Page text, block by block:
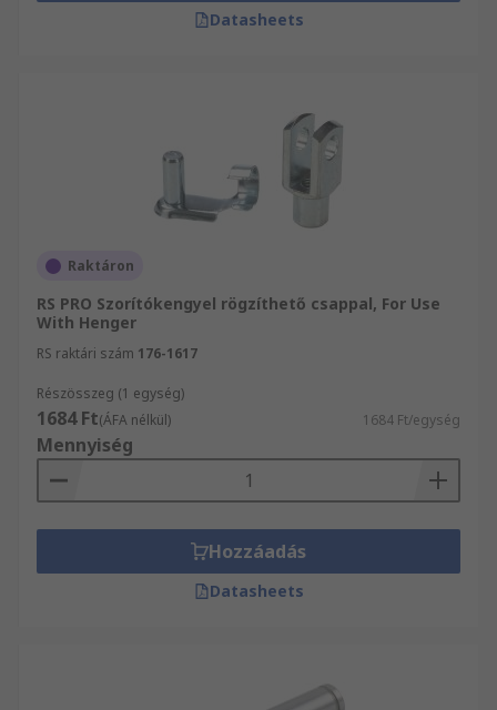
Datasheets
Raktáron
RS PRO Szorítókengyel rögzíthető csappal, For Use
With Henger
RS raktári szám 176-1617
Részösszeg (1 egység)
1684 Ft(ÁFA nélkül) 1684 Ft/egység
Mennyiség
Hozzáadás
Datasheets